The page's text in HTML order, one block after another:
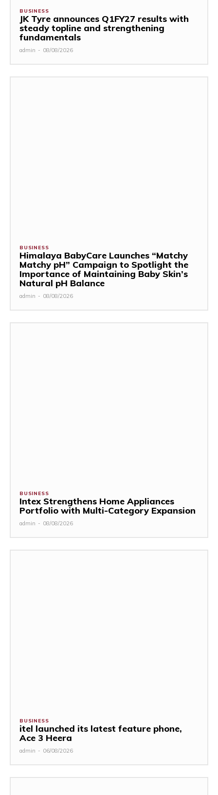
BUSINESS
JK Tyre announces Q1FY27 results with
steady topline and strengthening
fundamentals
admin - 08/08/2026
BUSINESS
Himalaya BabyCare Launches “Matchy
Matchy pH” Campaign to Spotlight the
Importance of Maintaining Baby Skin’s
Natural pH Balance
admin - 08/08/2026
BUSINESS
Intex Strengthens Home Appliances
Portfolio with Multi-Category Expansion
admin - 08/08/2026
BUSINESS
itel launched its latest feature phone,
Ace 3 Heera
admin - 06/08/2026